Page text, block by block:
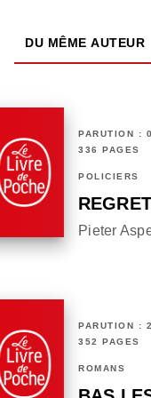
DU MÊME AUTEUR
PARUTION :
336 PAGES
POLICIERS
Pieter
PARUTION :
352 PAGES
ROMANS